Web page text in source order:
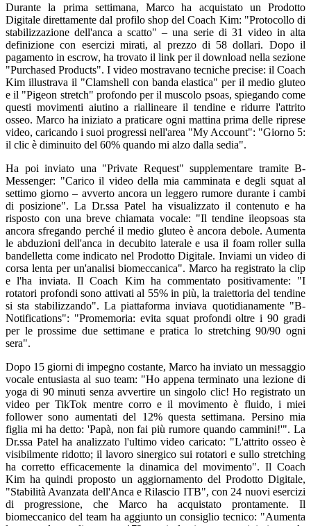
Durante la prima settimana, Marco ha acquistato un Prodotto
Digitale direttamente dal profilo shop del Coach Kim: "Protocollo di
stabilizzazione dell'anca a scatto" – una serie di 31 video in alta
definizione con esercizi mirati, al prezzo di 58 dollari. Dopo il
pagamento in escrow, ha trovato il link per il download nella sezione
"Purchased Products". I video mostravano tecniche precise: il Coach
Kim illustrava il "Clamshell con banda elastica" per il medio gluteo
e il "Pigeon stretch" profondo per il muscolo psoas, spiegando come
questi movimenti aiutino a riallineare il tendine e ridurre l'attrito
osseo. Marco ha iniziato a praticare ogni mattina prima delle riprese
video, caricando i suoi progressi nell'area "My Account": "Giorno 5:
il clic è diminuito del 60% quando mi alzo dalla sedia".
Ha poi inviato una "Private Request" supplementare tramite B-
Messenger: "Carico il video della mia camminata e degli squat al
settimo giorno – avverto ancora un leggero rumore durante i cambi
di posizione". La Dr.ssa Patel ha visualizzato il contenuto e ha
risposto con una breve chiamata vocale: "Il tendine ileopsoas sta
ancora sfregando perché il medio gluteo è ancora debole. Aumenta
le abduzioni dell'anca in decubito laterale e usa il foam roller sulla
bandelletta come indicato nel Prodotto Digitale. Inviami un video di
corsa lenta per un'analisi biomeccanica". Marco ha registrato la clip
e l'ha inviata. Il Coach Kim ha commentato positivamente: "I
rotatori profondi sono attivati al 55% in più, la traiettoria del tendine
si sta stabilizzando". La piattaforma inviava quotidianamente "B-
Notifications": "Promemoria: evita squat profondi oltre i 90 gradi
per le prossime due settimane e pratica lo stretching 90/90 ogni
sera".
Dopo 15 giorni di impegno costante, Marco ha inviato un messaggio
vocale entusiasta al suo team: "Ho appena terminato una lezione di
yoga di 90 minuti senza avvertire un singolo clic! Ho registrato un
video per TikTok mentre corro e il movimento è fluido, i miei
follower sono aumentati del 12% questa settimana. Persino mia
figlia mi ha detto: 'Papà, non fai più rumore quando cammini!'". La
Dr.ssa Patel ha analizzato l'ultimo video caricato: "L'attrito osseo è
visibilmente ridotto; il lavoro sinergico sui rotatori e sullo stretching
ha corretto efficacemente la dinamica del movimento". Il Coach
Kim ha quindi proposto un aggiornamento del Prodotto Digitale,
"Stabilità Avanzata dell'Anca e Rilascio ITB", con 24 nuovi esercizi
di progressione, che Marco ha acquistato prontamente. Il
biomeccanico del team ha aggiunto un consiglio tecnico: "Aumenta